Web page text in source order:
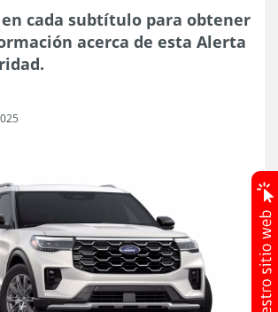
en cada subtítulo para obtener
acerca de esta Alerta